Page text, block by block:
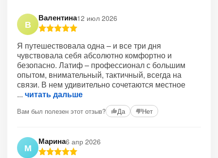
В
Валентина12 июл 2026
Я путешествовала одна – и все три дня
чувствовала себя абсолютно комфортно и
безопасно. Латиф – профессионал с большим
опытом, внимательный, тактичный, всегда на
связи. В нем удивительно сочетаются местное
читать дальше
Вам был полезен этот отзыв? Да Нет
М
Марина6 апр 2026